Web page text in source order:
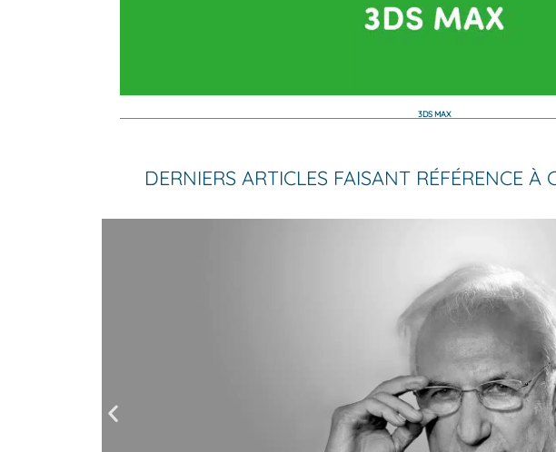
3DS MAX
DERNIERS ARTICLES FAISANT RÉFÉRENCE À